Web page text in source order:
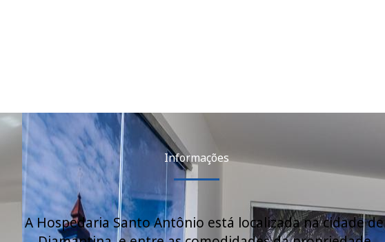
Informações
A Hospedaria Santo Antônio está localizada na cidade de